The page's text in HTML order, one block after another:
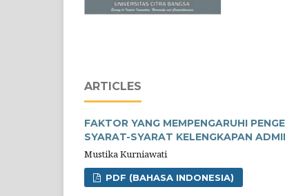
ARTICLES
FAKTOR YANG MEMPENGARUHI
SYARAT-SYARAT KELENGKAPAN
Mustika Kurniawati
PDF (BAHASA INDONESIA)